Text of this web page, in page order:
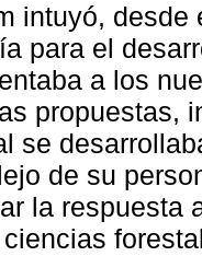
intuyó,
para el
a los
propuestas,
se
de su
la respuesta